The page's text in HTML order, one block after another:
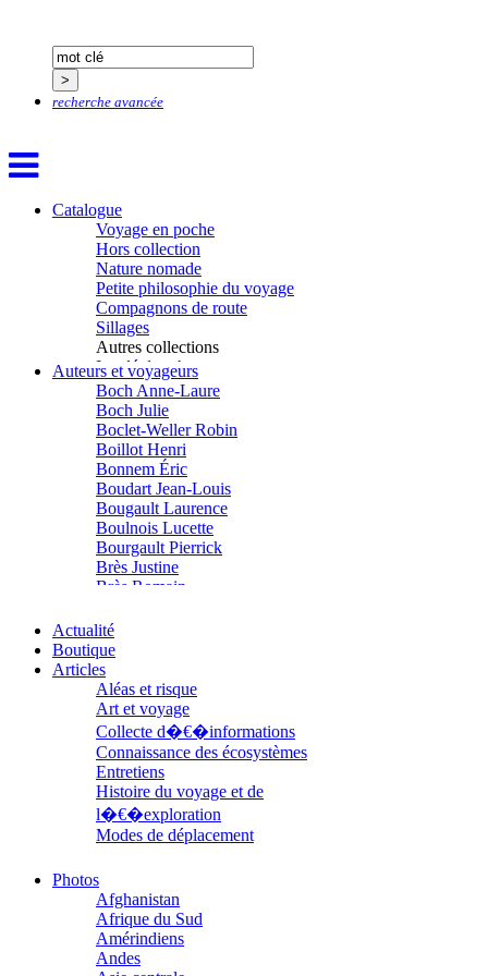
recherche avancée
Catalogue
Voyage en poche
Hors collection
Nature nomade
Petite philosophie du voyage
Compagnons de route
Sillages
Autres collections
La clé des champs
Chemins d’étoiles
Visions
Auteurs et voyageurs
Bastide Fabien
Baujard Jacques
Benoist Yann
Bertrand Jordane
Bertrandy Antoine
Bezsonov Youri
Bideau Michel-Cosme
Billard Yannick
Blanchet Anne-Lise
Bluntzer Christophe
Bobin Mathieu
Boch Anne-Laure
Boch Julie
Boclet-Weller Robin
Boillot Henri
Bonnem Éric
Boudart Jean-Louis
Bougault Laurence
Boulnois Lucette
Bourgault Pierrick
Brès Justine
Brès Romain
Buchy Franck
Buffon Bertrand
Buiron Daphné
Busquet Gérard
Cagnat René
Calonne Marc-Antoine
Calvez Tangi
Cann Typhaine
Carbonnaux Stéphan
Caritey Rémi
Carrau Noak
Caufriez Anne
Chambost Germain
Chapuis Éric
Chapuis Amandine
Chastel Marie
Chaud Marianne
Actualité
Boutique
Articles
Aléas et risque
Art et voyage
Collecte d�€�informations
Connaissance des écosystèmes
Entretiens
Histoire du voyage et de
l�€�exploration
Modes de déplacement
Parcours choisis
Patrimoine
Petite ethnographie
Portraits
Questions de survie
Réflexions
Photos
Afghanistan
Afrique du Sud
Amérindiens
Andes